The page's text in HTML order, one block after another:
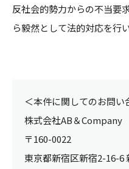
反社会的勢力からの不当要
ら毅然として法的対応を行い
＜本件に関してのお問い
株式会社AB＆Company
〒160-0022
東京都新宿区新宿2-16-6